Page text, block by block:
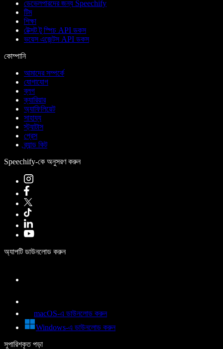
ডেভেলপারদের জন্য Speechify
টিম
শিক্ষা
টেক্সট টু স্পিচ API ডকস
ভয়েস এজেন্টস API ডকস
কোম্পানি
আমাদের সম্পর্কে
যোগাযোগ
ব্লগ
ক্যারিয়ার
অ্যাফিলিয়েট
সাহায্য
স্ট্যাটাস
প্রেস
ব্র্যান্ড কিট
Speechify-কে অনুসরণ করুন
অ্যাপটি ডাউনলোড করুন
macOS-এ ডাউনলোড করুন
Windows-এ ডাউনলোড করুন
সুপারিশকৃত পড়া